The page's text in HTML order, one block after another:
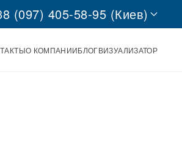
(097) 405-58-95 (Киев)
О КОМПАНИИБЛОГВИЗУАЛИЗАТОР